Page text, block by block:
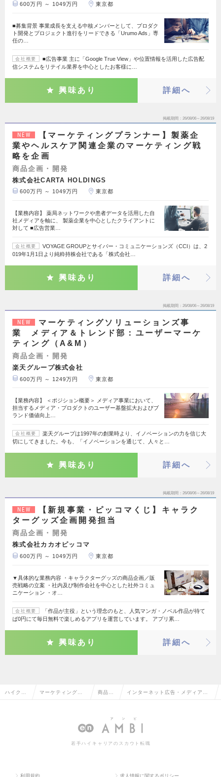
600万円 ～ 1049万円 東京都
■募集背景 事業成長を支える中核メンバーとして、プロダク
ト開発とプロジェクト進行をリードできる「Urumo Ads」専
任の…
会社概要
■広告事業 主に「Google True View」や位置情報を活用した広告配
信システムをリテイル業界を中心としたお客様に…
興味あり 詳細へ
掲載期間 26/08/06～26/08/19
NEW
【マーケティングプランナー】製薬企
業やヘルスケア関連企業のマーケティング戦
略を企画
商品企画・開発
株式会社CARTA HOLDINGS
600万円 ～ 1049万円 東京都
【業務内容】 薬局ネットワークや患者データを活用した自
社メディアを軸に、 製薬企業を中心としたクライアントに
対して ■広告営業…
会社概要
VOYAGE GROUPとサイバー・コミュニケーションズ（CCI）は、2
019年1月1日より純粋持株会社である「株式会社…
興味あり 詳細へ
掲載期間 26/08/06～26/08/19
NEW
マーケティングソリューションズ事
業 メディア＆トレンド部：ユーザーマーケ
ティング（A&M）
商品企画・開発
楽天グループ株式会社
600万円 ～ 1249万円 東京都
【業務内容】 ＜ポジション概要＞ メディア事業において、
担当するメディア・プロダクトのユーザー基盤拡大およびブ
ランド価値向上…
会社概要
楽天グループは1997年の創業時より、イノベーションの力を信じ大
切にしてきました。今も、「イノベーションを通じて、人々と…
興味あり 詳細へ
掲載期間 26/08/06～26/08/19
NEW
【新規事業・ピッコマくじ】キャラク
ターグッズ企画開発担当
商品企画・開発
株式会社カカオピッコマ
600万円 ～ 1049万円 東京都
▼具体的な業務内容 ・キャラクターグッズの商品企画／販
売戦略の立案 ・社内及び制作会社を中心とした社外コミュ
ニケーション ・オ…
会社概要
「作品が主役」という理念のもと、人気マンガ・ノベル作品が待て
ば0円にて毎日無料で楽しめるアプリを運営しています。 アプリ累…
興味あり 詳細へ
ハイクラ マーケティング・ 商品企 インターネット広告・メディアの
一覧
若手ハイキャリアのスカウト転職
利用規約 求人情報に関するポリシー